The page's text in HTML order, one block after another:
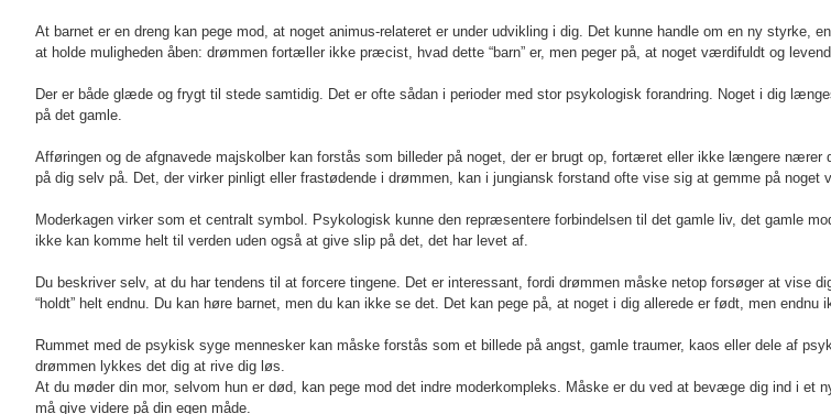
At barnet er en dreng kan pege mod, at noget animus-relateret er under udvikling i dig. Det kunne handle om en ny
at holde muligheden åben: drømmen fortæller ikke præcist, hvad dette “barn” er, men peger på, at noget værdifuldt og
Der er både glæde og frygt til stede samtidig. Det er ofte sådan i perioder med stor psykologisk forandring. Noget i dig
på det gamle.
Afføringen og de afgnavede majskolber kan forstås som billeder på noget, der er brugt op, fortæret eller ikke længere
på dig selv på. Det, der virker pinligt eller frastødende i drømmen, kan i jungiansk forstand ofte vise sig at gemme på noget
Moderkagen virker som et centralt symbol. Psykologisk kunne den repræsentere forbindelsen til det gamle liv, det gamle
ikke kan komme helt til verden uden også at give slip på det, det har levet af.
Du beskriver selv, at du har tendens til at forcere tingene. Det er interessant, fordi drømmen måske netop forsøger at vise
“holdt” helt endnu. Du kan høre barnet, men du kan ikke se det. Det kan pege på, at noget i dig allerede er født, men endnu
Rummet med de psykisk syge mennesker kan måske forstås som et billede på angst, gamle traumer, kaos eller dele af
drømmen lykkes det dig at rive dig løs.
At du møder din mor, selvom hun er død, kan pege mod det indre moderkompleks. Måske er du ved at bevæge dig ind i et
må give videre på din egen måde.